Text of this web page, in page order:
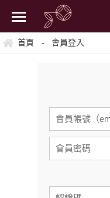
首頁 - 會員登入